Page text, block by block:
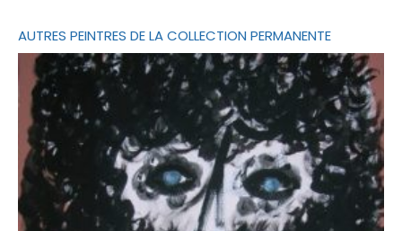
AUTRES PEINTRES DE LA COLLECTION PERMANENTE